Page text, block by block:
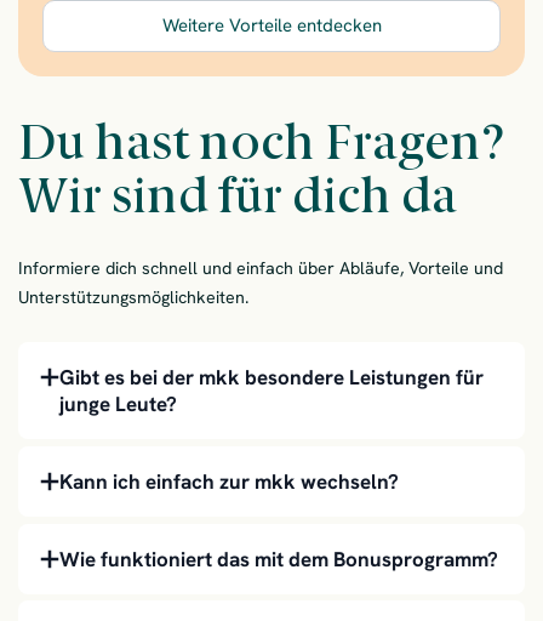
Weitere Vorteile entdecken– Wechsle jetzt zur
Du hast noch Fragen?
Wir sind für dich da
Informiere dich schnell und einfach über Abläufe, Vorteile und
Unterstützungsmöglichkeiten.
Gibt es bei der mkk besondere Leistungen für
junge Leute?
Kann ich einfach zur mkk wechseln?
Wie funktioniert das mit dem Bonusprogramm?